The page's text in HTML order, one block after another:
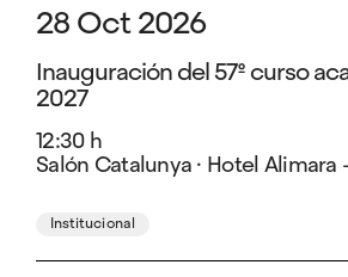
28 Oct 2026
Inauguración del 57º curso
2027
12:30 h
Salón Catalunya · Hotel Alimara
Institucional